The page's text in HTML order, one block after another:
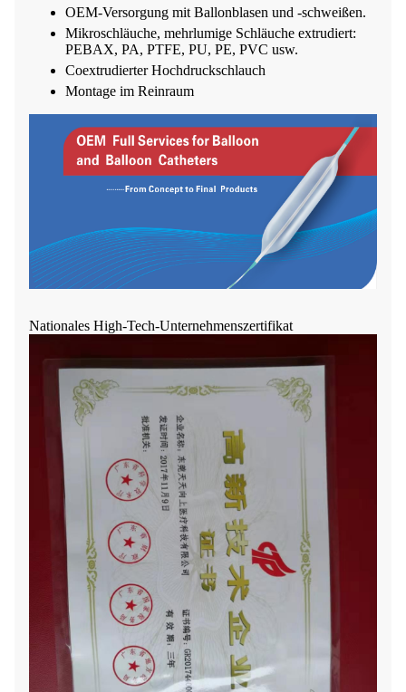
OEM-Versorgung mit Ballonblasen und -schweißen.
Mikroschläuche, mehrlumige Schläuche extrudiert:
PEBAX, PA, PTFE, PU, ​​PE, PVC usw.
Coextrudierter Hochdruckschlauch
Montage im Reinraum
Nationales High-Tech-Unternehmenszertifikat